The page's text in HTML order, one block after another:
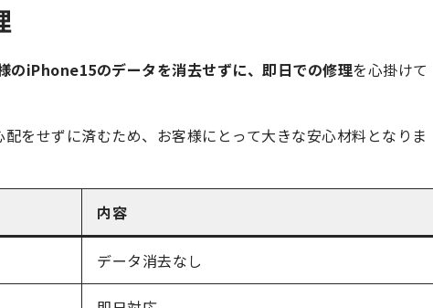
のiPhone15のデータを消去せずに、即日での修理を心掛けて
をせずに済むため、お客様にとって大きな安心材料となりま
内容
データ消去なし